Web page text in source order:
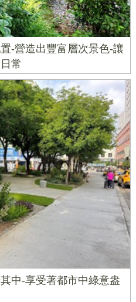
-營造出豐富層次景色-讓
常
中-享受著都市中綠意盎